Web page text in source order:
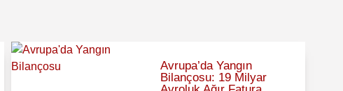
Avrupa’da Yangın
Bilançosu: 19 Milyar